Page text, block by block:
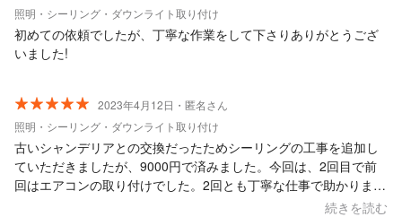
照明・シーリング・ダウンライト取り付け
初めての依頼でしたが、丁寧な作業をして下さりありがとうござ
いました!
2023年4月12日・匿名さん
照明・シーリング・ダウンライト取り付け
古いシャンデリアとの交換だったためシーリングの工事を追加し
ていただきましたが、9000円で済みました。今回は、2回目で前
回はエアコンの取り付けでした。2回とも丁寧な仕事で助かりまし
た。電気関連工事があれば次回もお願いしたいと思います。続きを読む